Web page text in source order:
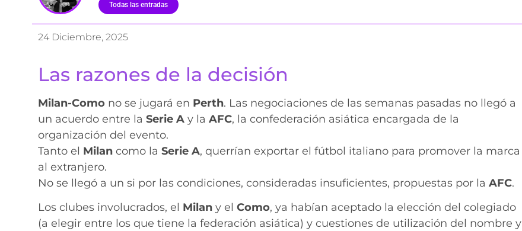
Todas las entradas
24 Diciembre, 2025
Las razones de la decisión
Milan-Como no se jugará en Perth. Las negociaciones de las semanas pasadas no llegó a
un acuerdo entre la Serie Ay la AFC, la confederación asiática encargada de la
organización del evento.
Tanto el Milancomo la Serie A, querrían exportar el fútbol italiano para promover la marca
al extranjero.
No se llegó a un si por las condiciones, consideradas insuficientes, propuestas por la AFC.
Los clubes involucrados, el Milany el Como, ya habían aceptado la elección del colegiado
(a elegir entre los que tiene la federación asiática) y cuestiones de utilización del nombre y